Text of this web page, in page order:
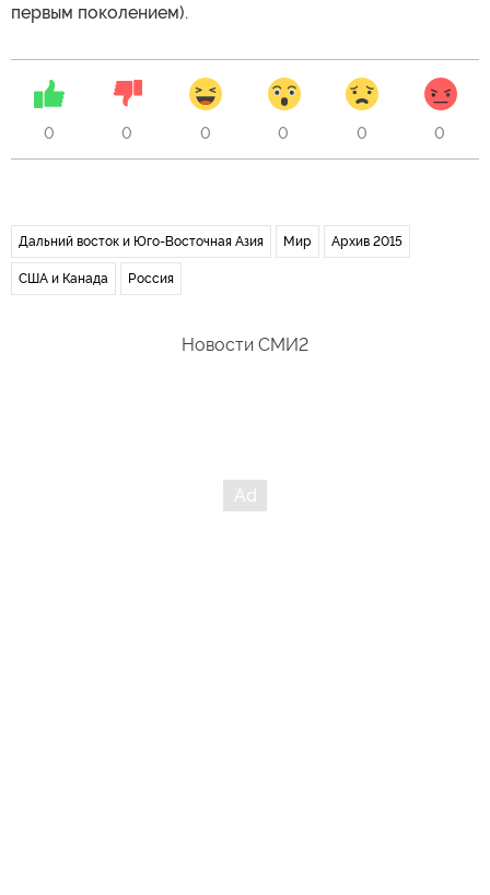
первым поколением).
0 0 0 0 0 0
Дальний восток и Юго-Восточная Азия Мир Архив 2015
США и Канада Россия
Новости СМИ2